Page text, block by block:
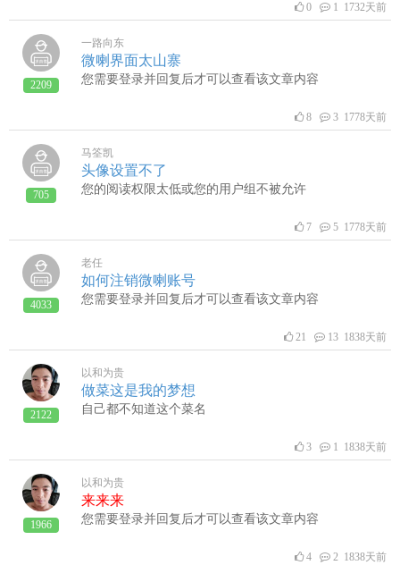
0 1 1732天前
2209
一路向东
微喇界面太山寨
您需要登录并回复后才可以查看该文章内容
8 3 1778天前
705
马筌凯
头像设置不了
您的阅读权限太低或您的用户组不被允许
7 5 1778天前
4033
老任
如何注销微喇账号
您需要登录并回复后才可以查看该文章内容
21 13 1838天前
2122
以和为贵
做菜这是我的梦想
自己都不知道这个菜名
3 1 1838天前
1966
以和为贵
来来来
您需要登录并回复后才可以查看该文章内容
4 2 1838天前